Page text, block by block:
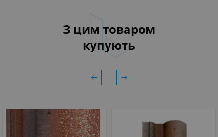
З цим товаром
купують